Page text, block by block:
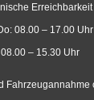
Erreichbarkeit
08.00 – 17.00 Uhr
08.00 – 15.30 Uhr
Fahrzeugannahme